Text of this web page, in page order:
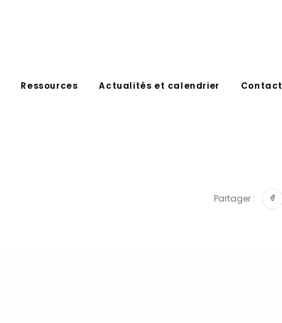
Ressources Actualités et calendrier Contact
Partager :